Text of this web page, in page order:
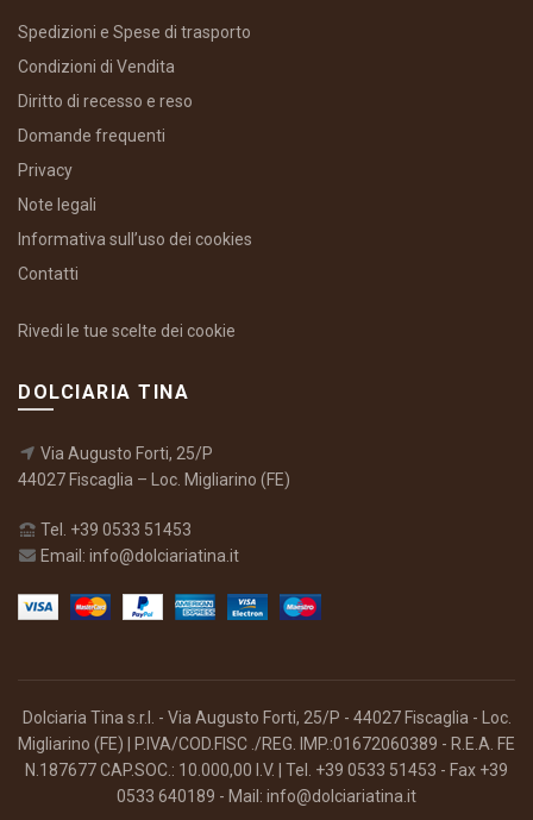
Spedizioni e Spese di trasporto
Condizioni di Vendita
Diritto di recesso e reso
Domande frequenti
Privacy
Note legali
Informativa sull’uso dei cookies
Contatti
Rivedi le tue scelte dei cookie
DOLCIARIA TINA
Via Augusto Forti, 25/P
44027 Fiscaglia – Loc. Migliarino (FE)
Tel. +39 0533 51453
Email: info@dolciariatina.it
Dolciaria Tina s.r.l. - Via Augusto Forti, 25/P - 44027 Fiscaglia - Loc.
Migliarino (FE) | P.IVA/COD.FISC ./REG. IMP.:01672060389 - R.E.A. FE
N.187677 CAP.SOC.: 10.000,00 I.V. | Tel. +39 0533 51453 - Fax +39
0533 640189 - Mail: info@dolciariatina.it